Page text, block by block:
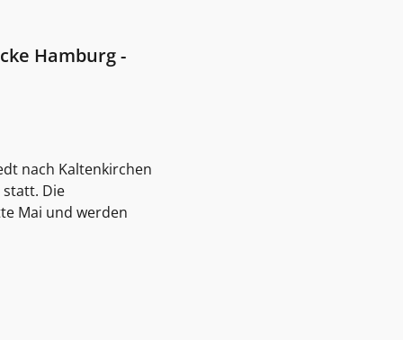
Hamburg -
nach Kaltenkirchen
Die
Mai und werden